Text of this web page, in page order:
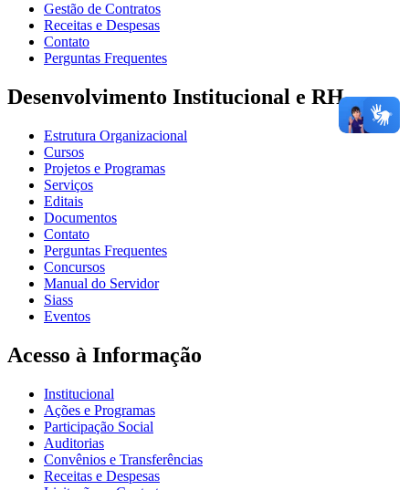
Gestão de Contratos
Receitas e Despesas
Contato
Perguntas Frequentes
Desenvolvimento Institucional e RH
Estrutura Organizacional
Cursos
Projetos e Programas
Serviços
Editais
Documentos
Contato
Perguntas Frequentes
Concursos
Manual do Servidor
Siass
Eventos
Acesso à Informação
Institucional
Ações e Programas
Participação Social
Auditorias
Convênios e Transferências
Receitas e Despesas